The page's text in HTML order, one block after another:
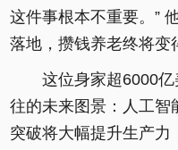
这件事根本不重要。”
落地，攒钱养老终将变
这位身家超6000
往的未来图景：人工智
突破将大幅提升生产力